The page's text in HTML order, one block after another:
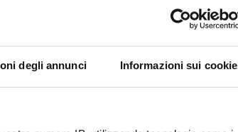
degli annunci Informazioni sui cookie